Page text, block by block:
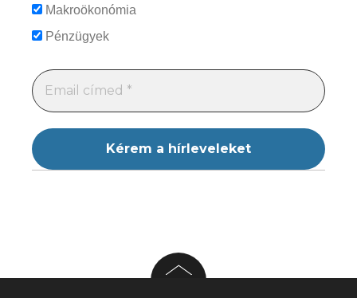
Makroökonómia
Pénzügyek